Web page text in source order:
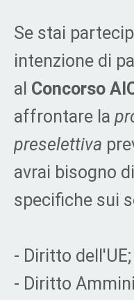
Se stai
intenzione di
al Concorso
affrontare la
preselettiva
avrai bisogno di
specifiche sui
- Diritto dell'UE;
- Diritto